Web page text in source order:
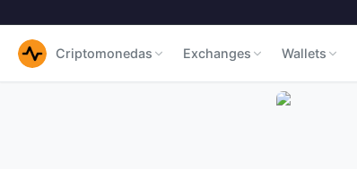
Criptomonedas Exchanges Wallets